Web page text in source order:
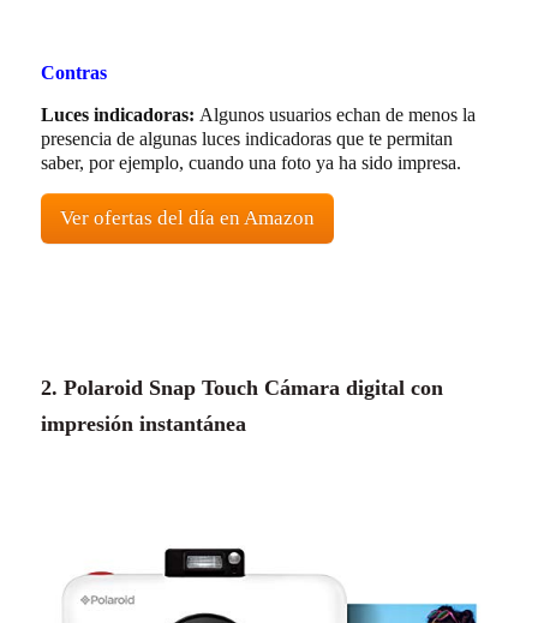
Contras
Luces indicadoras: Algunos usuarios echan de menos la
presencia de algunas luces indicadoras que te permitan
saber, por ejemplo, cuando una foto ya ha sido impresa.
Ver ofertas del día en Amazon
2. Polaroid Snap Touch Cámara digital con
impresión instantánea